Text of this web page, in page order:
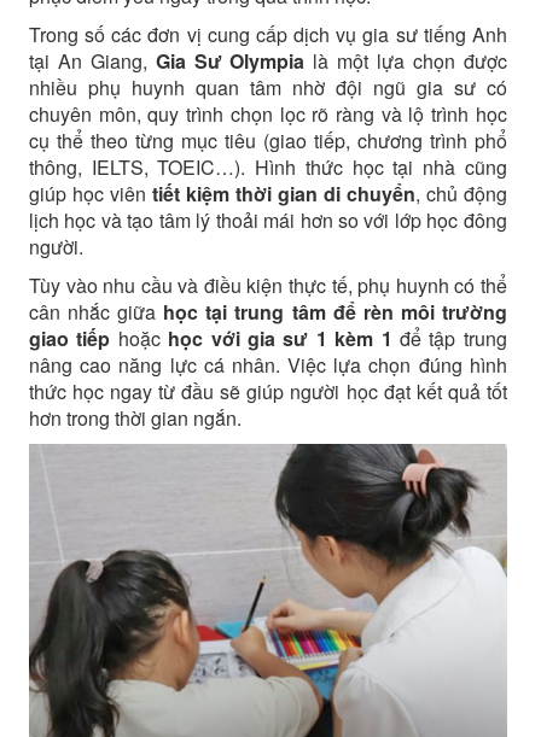
Trong số các đơn vị cung cấp dịch vụ gia sư tiếng Anh
tại An Giang, Gia Sư Olympia là một lựa chọn được
nhiều phụ huynh quan tâm nhờ đội ngũ gia sư có
chuyên môn, quy trình chọn lọc rõ ràng và lộ trình học
cụ thể theo từng mục tiêu (giao tiếp, chương trình phổ
thông, IELTS, TOEIC…). Hình thức học tại nhà cũng
giúp học viên tiết kiệm thời gian di chuyển, chủ động
lịch học và tạo tâm lý thoải mái hơn so với lớp học đông
người.
Tùy vào nhu cầu và điều kiện thực tế, phụ huynh có thể
cân nhắc giữa học tại trung tâm để rèn môi trường
giao tiếp hoặc học với gia sư 1 kèm 1 để tập trung
nâng cao năng lực cá nhân. Việc lựa chọn đúng hình
thức học ngay từ đầu sẽ giúp người học đạt kết quả tốt
hơn trong thời gian ngắn.